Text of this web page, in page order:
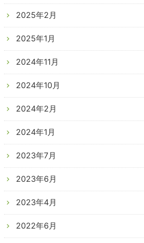
2025年2月
2025年1月
2024年11月
2024年10月
2024年2月
2024年1月
2023年7月
2023年6月
2023年4月
2022年6月